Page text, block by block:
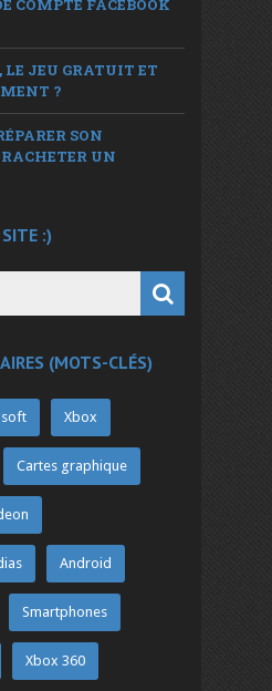
COMPTE FACEBOOK
LE JEU GRATUIT ET
?
SON
UN
:)
(MOTS-CLÉS)
Xbox
Cartes graphique
Android
Smartphones
Xbox 360